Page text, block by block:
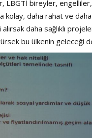
LBGTİ bireyler,
kolay, daha rahat ve
daha sağlıklı
bu ülkenin geleceği